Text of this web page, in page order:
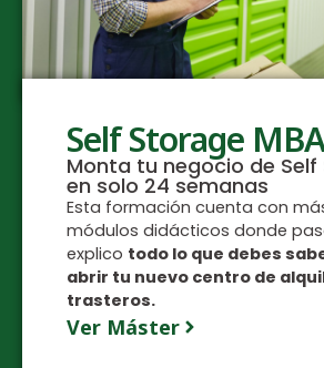
Self Storage
Monta tu negocio de
en solo 24 semanas
Esta formación cuenta con
módulos didácticos donde
explico todo lo que debes
abrir tu nuevo centro de
trasteros.
Ver Máster